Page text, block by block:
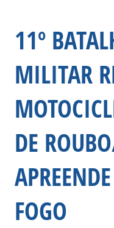
11º
MILITAR
DE
FOGO